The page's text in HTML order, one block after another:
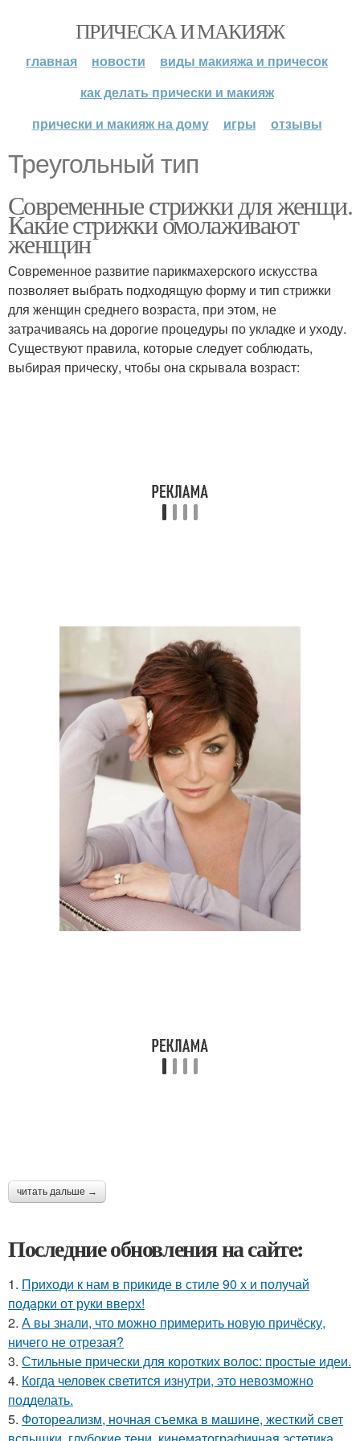
ПРИЧЕСКА И МАКИЯЖ
главная новости
виды макияжа и причесок
как делать прически и макияж
прически и макияж на дому
игры отзывы
Треугольный тип
Современные стрижки для женщи.
Какие стрижки омолаживают
женщин
Современное развитие парикмахерского искусства
позволяет выбрать подходящую форму и тип стрижки
для женщин среднего возраста, при этом, не
затрачиваясь на дорогие процедуры по укладке и уходу.
Существуют правила, которые следует соблюдать,
выбирая прическу, чтобы она скрывала возраст:
читать дальше →
Последние обновления на сайте:
1. Приходи к нам в прикиде в стиле 90 х и получай
подарки от руки вверх!
2. А вы знали, что можно примерить новую причёску,
ничего не отрезая?
3. Стильные прически для коротких волос: простые идеи.
4. Когда человек светится изнутри, это невозможно
подделать.
5. Фотореализм, ночная съемка в машине, жесткий свет